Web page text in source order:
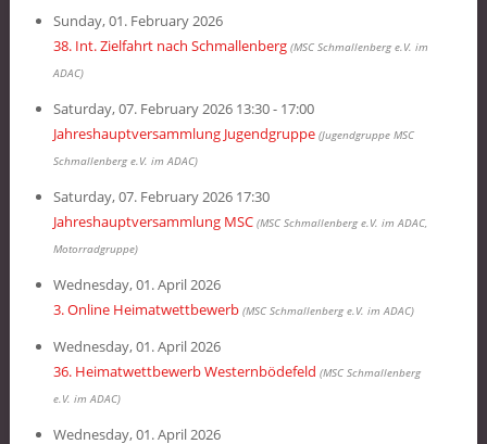
Sunday, 01. February 2026
38. Int. Zielfahrt nach Schmallenberg (MSC Schmallenberg e.V. im
ADAC)
Saturday, 07. February 2026 13:30 - 17:00
Jahreshauptversammlung Jugendgruppe (Jugendgruppe MSC
Schmallenberg e.V. im ADAC)
Saturday, 07. February 2026 17:30
Jahreshauptversammlung MSC (MSC Schmallenberg e.V. im ADAC,
Motorradgruppe)
Wednesday, 01. April 2026
3. Online Heimatwettbewerb (MSC Schmallenberg e.V. im ADAC)
Wednesday, 01. April 2026
36. Heimatwettbewerb Westernbödefeld (MSC Schmallenberg
e.V. im ADAC)
Wednesday, 01. April 2026